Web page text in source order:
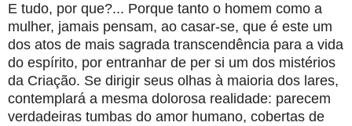
E tudo, por que?... Porque tanto o homem como a
mulher, jamais pensam, ao casar-se, que é este um
dos atos de mais sagrada transcendência para a vida
do espírito, por entranhar de per si um dos mistérios
da Criação. Se dirigir seus olhas à maioria dos lares,
contemplará a mesma dolorosa realidade: parecem
verdadeiras tumbas do amor humano, cobertas de